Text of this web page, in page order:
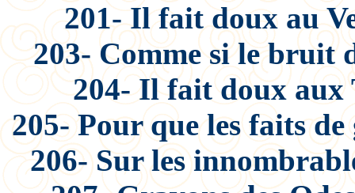
201- Il fait doux au
203- Comme si le bruit
204- Il fait doux aux
205- Pour que les faits
206- Sur les